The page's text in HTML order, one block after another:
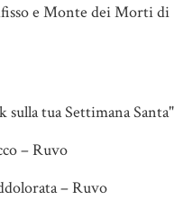
e Monte dei Morti di
tua Settimana Santa"
– Ruvo
– Ruvo